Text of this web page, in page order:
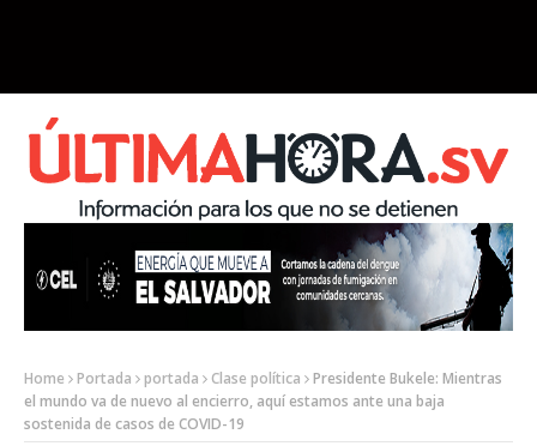
Home Portada portada Clase política
Presidente Bukele: Mientras
el mundo va de nuevo al encierro, aquí estamos ante una baja
sostenida de casos de COVID-19